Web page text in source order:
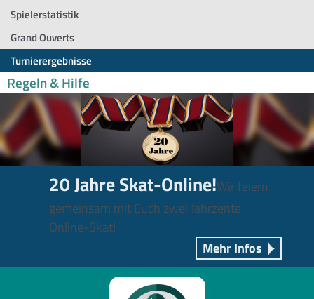
Spielerstatistik
Grand Ouverts
Turnierergebnisse
Regeln & Hilfe
20 Jahre Skat-Online!Wir feiern
gemeinsam mit Euch zwei Jahrzente
Online-Skat!
Mehr Infos